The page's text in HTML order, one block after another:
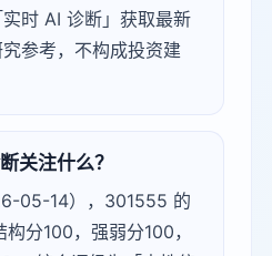
时 AI 诊断」获取最新
参考，不构成投资建
关注什么？
05-14），301555 的
分100，强弱分100，